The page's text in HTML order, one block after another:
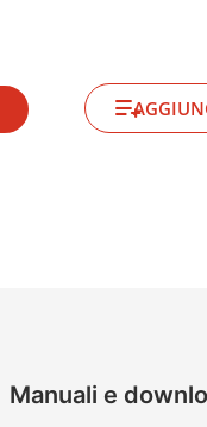
Manuali e